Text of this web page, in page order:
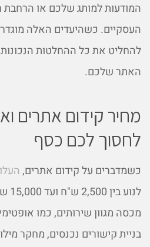
המודעות למותג שלכם או
העסקיים. כשהיעדים האלה
להחליט את כל ההחלטות
האתר שלכם.
מחיר קידום אתרים
לחסוך לכם כסף
כשמדברים על קידום אתרים,
מכסה מגוון שירותים, כמו
בניית קישורים נכנסים, מחקר